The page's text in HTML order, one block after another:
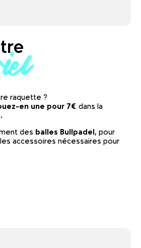
raquette ?
en une pour 7€ dans la
des balles Bullpadel, pour
accessoires nécessaires pour